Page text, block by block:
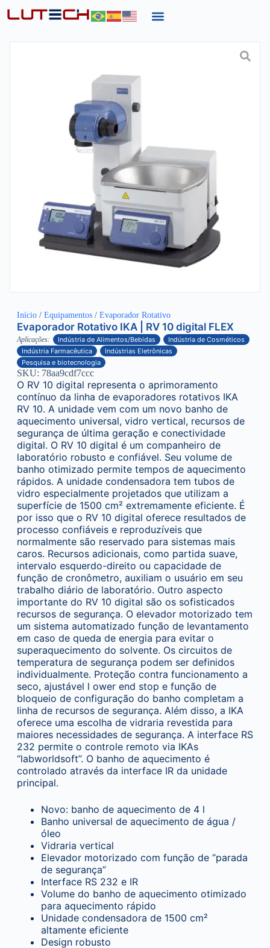
Início / Equipamentos / Evaporador Rotativo
Evaporador Rotativo IKA | RV 10 digital FLEX
Aplicações: Indústria de Alimentos/Bebidas
Indústria de Cosméticos
Indústria Farmacêutica
Indústrias Eletrônicas
Pesquisa e biotecnologia
SKU: 78aa9cdf7ccc
O RV 10 digital representa o aprimoramento
contínuo da linha de evaporadores rotativos IKA
RV 10. A unidade vem com um novo banho de
aquecimento universal, vidro vertical, recursos de
segurança de última geração e conectividade
digital. O RV 10 digital é um companheiro de
laboratório robusto e confiável. Seu volume de
banho otimizado permite tempos de aquecimento
rápidos. A unidade condensadora tem tubos de
vidro especialmente projetados que utilizam a
superfície de 1500 cm² extremamente eficiente. É
por isso que o RV 10 digital oferece resultados de
processo confiáveis ​​e reproduzíveis que
normalmente são reservado para sistemas mais
caros. Recursos adicionais, como partida suave,
intervalo esquerdo-direito ou capacidade de
função de cronômetro, auxiliam o usuário em seu
trabalho diário de laboratório. Outro aspecto
importante do RV 10 digital são os sofisticados
recursos de segurança. O elevador motorizado tem
um sistema automatizado função de levantamento
em caso de queda de energia para evitar o
superaquecimento do solvente. Os circuitos de
temperatura de segurança podem ser definidos
individualmente. Proteção contra funcionamento a
seco, ajustável l ower end stop e função de
bloqueio de configuração do banho completam a
linha de recursos de segurança. Além disso, a IKA
oferece uma escolha de vidraria revestida para
maiores necessidades de segurança. A interface RS
232 permite o controle remoto via IKAs
“labworldsoft”. O banho de aquecimento é
controlado através da interface IR da unidade
principal.
Novo: banho de aquecimento de 4 l
Banho universal de aquecimento de água /
óleo
Vidraria vertical
Elevador motorizado com função de “parada
de segurança”
Interface RS 232 e IR
Volume do banho de aquecimento otimizado
para aquecimento rápido
Unidade condensadora de 1500 cm²
altamente eficiente
Design robusto